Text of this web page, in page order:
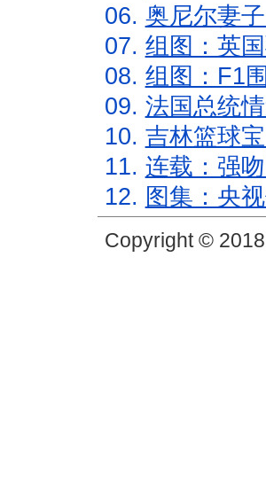
06. 奥尼尔妻
07. 组图：英
08. 组图：F1
09. 法国总统
10. 吉林篮球
11. 连载：强
12. 图集：央
Copyright ©